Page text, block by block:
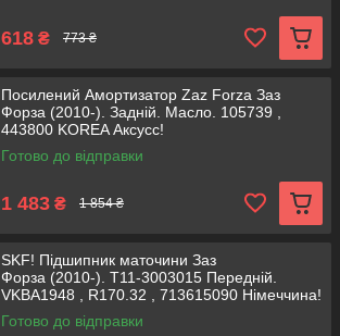
618 ₴ 773 ₴
Посилений Амортизатор Zaz Forza Заз
Форза (2010-). Задній. Масло. 105739 ,
443800 KOREA Аксусс!
Готово до відправки
1 483 ₴ 1 854 ₴
SKF! Підшипник маточини Заз
Форза (2010-). T11-3003015 Передній.
VKBA1948 , R170.32 , 713615090 Німеччина!
Готово до відправки